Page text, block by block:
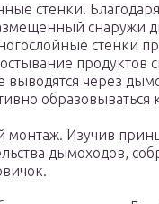
стенки.
снаружи
стенки
продуктов
выводятся через
образовываться
монтаж. Изучив
дымоходов,